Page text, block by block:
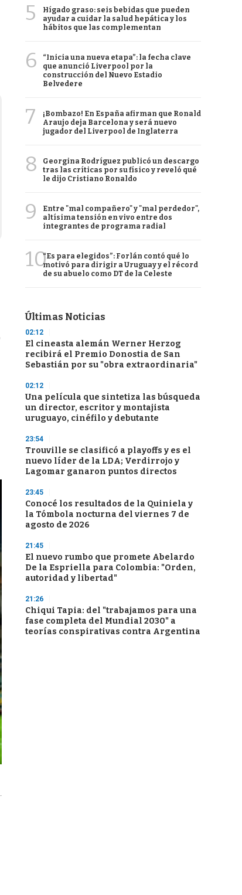
5
Hígado graso: seis bebidas que pueden
ayudar a cuidar la salud hepática y los
hábitos que las complementan
6
“Inicia una nueva etapa”: la fecha clave
que anunció Liverpool por la
construcción del Nuevo Estadio
Belvedere
7
¡Bombazo! En España afirman que Ronald
Araujo deja Barcelona y será nuevo
jugador del Liverpool de Inglaterra
8
Georgina Rodríguez publicó un descargo
tras las críticas por su físico y reveló qué
le dijo Cristiano Ronaldo
9
Entre "mal compañero" y "mal perdedor",
altísima tensión en vivo entre dos
integrantes de programa radial
10“Es para elegidos”: Forlán contó qué lo
motivó para dirigir a Uruguay y el récord
de su abuelo como DT de la Celeste
Últimas Noticias
02:12
El cineasta alemán Werner Herzog
recibirá el Premio Donostia de San
Sebastián por su "obra extraordinaria"
02:12
Una película que sintetiza las búsqueda
un director, escritor y montajista
uruguayo, cinéfilo y debutante
23:54
Trouville se clasificó a playoffs y es el
nuevo líder de la LDA; Verdirrojo y
Lagomar ganaron puntos directos
23:45
Conocé los resultados de la Quiniela y
la Tómbola nocturna del viernes 7 de
agosto de 2026
21:45
El nuevo rumbo que promete Abelardo
De la Espriella para Colombia: "Orden,
autoridad y libertad"
21:26
Chiqui Tapia: del "trabajamos para una
fase completa del Mundial 2030" a
teorías conspirativas contra Argentina